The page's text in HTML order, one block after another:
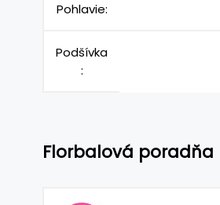
Pohlavie:
Podšívka
:
Florbalová poradňa